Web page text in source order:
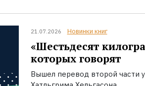
21.07.2026 Новинки книг
«Шестьдесят
которых говорят
Вышел перевод второй части